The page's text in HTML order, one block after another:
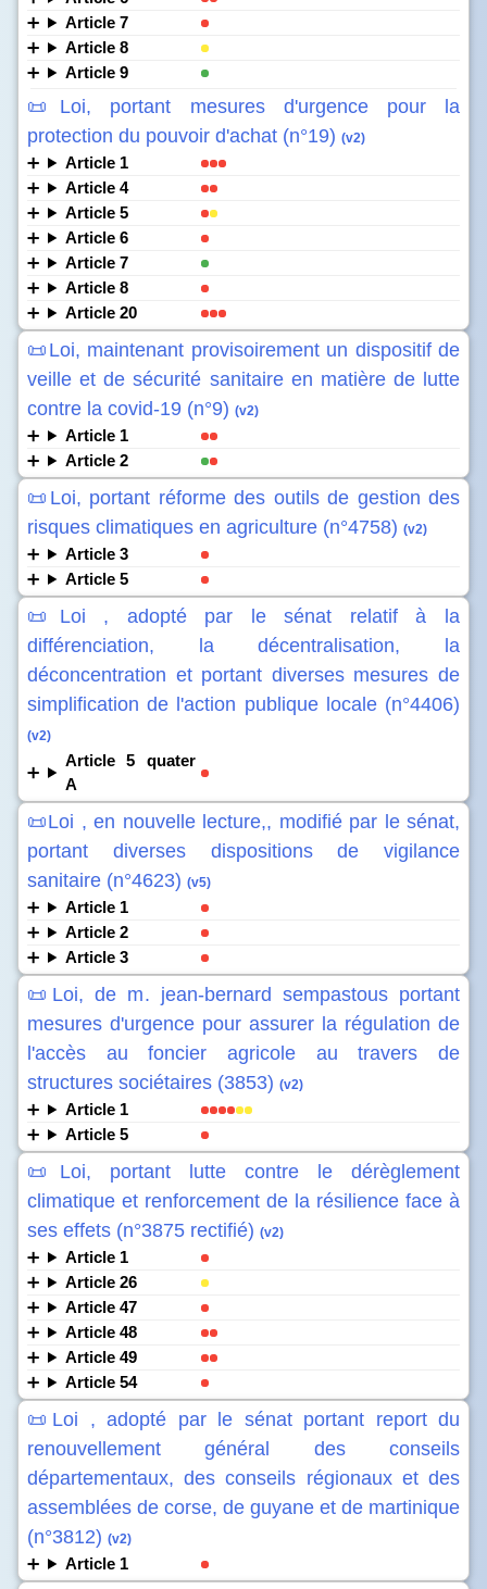
Article 7
Article 8
Article 9
📜Loi, portant mesures d'urgence pour la
protection du pouvoir d'achat (n°19) (v2)
Article 1
Article 4
Article 5
Article 6
Article 7
Article 8
Article 20
📜Loi, maintenant provisoirement un dispositif de
veille et de sécurité sanitaire en matière de lutte
contre la covid-19 (n°9) (v2)
Article 1
Article 2
📜Loi, portant réforme des outils de gestion des
risques climatiques en agriculture (n°4758) (v2)
Article 3
Article 5
📜Loi , adopté par le sénat relatif à la
différenciation, la décentralisation, la
déconcentration et portant diverses mesures de
simplification de l'action publique locale (n°4406)
(v2)
Article 5 quater
A
📜Loi , en nouvelle lecture,, modifié par le sénat,
portant diverses dispositions de vigilance
sanitaire (n°4623) (v5)
Article 1
Article 2
Article 3
📜Loi, de m. jean-bernard sempastous portant
mesures d'urgence pour assurer la régulation de
l'accès au foncier agricole au travers de
structures sociétaires (3853) (v2)
Article 1
Article 5
📜Loi, portant lutte contre le dérèglement
climatique et renforcement de la résilience face à
ses effets (n°3875 rectifié) (v2)
Article 1
Article 26
Article 47
Article 48
Article 49
Article 54
📜Loi , adopté par le sénat portant report du
renouvellement général des conseils
départementaux, des conseils régionaux et des
assemblées de corse, de guyane et de martinique
(n°3812) (v2)
Article 1